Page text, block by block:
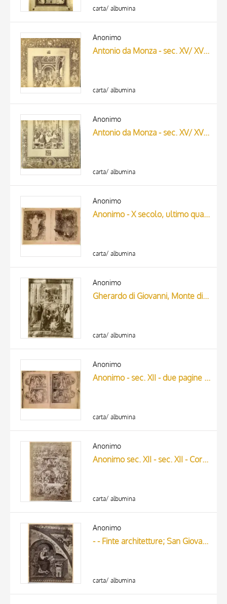
carta/ albumina
Anonimo
Antonio da Monza - sec. XV/ XVI - Vienna, Albertina Museum, Graphische Sammlung, inv. 1764, particolare
carta/ albumina
Anonimo
Antonio da Monza - sec. XV/ XVI - Vienna, Albertina Museum, Graphische Sammlung, inv. 1764, particolare
carta/ albumina
Anonimo
Anonimo - X secolo, ultimo quarto - Cividale del Friuli, Museo Archeologico Nazionale, Ms. 136, ff. 135v-136r (numerazione a matita)
carta/ albumina
Anonimo
Gherardo di Giovanni, Monte di Giovanni - 1514-1515 - Firenze, Museo di S. Marco, ms. 542, f. 3v, particolare
carta/ albumina
Anonimo
Anonimo - sec. XII - due pagine miniate
carta/ albumina
Anonimo
Anonimo sec. XII - sec. XII - Cornice con motivi decorativi fitomorfi; Scena di battaglia
carta/ albumina
Anonimo
- - Finte architetture; San Giovanni Evangelista e l'aquila
carta/ albumina